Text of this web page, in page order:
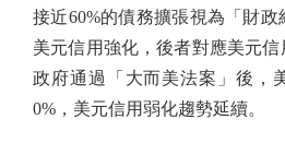
接近60%的債務擴張視為「財
美元信用強化，後者對應美元
政府通過「大而美法案」後，
0%，美元信用弱化趨勢延續。